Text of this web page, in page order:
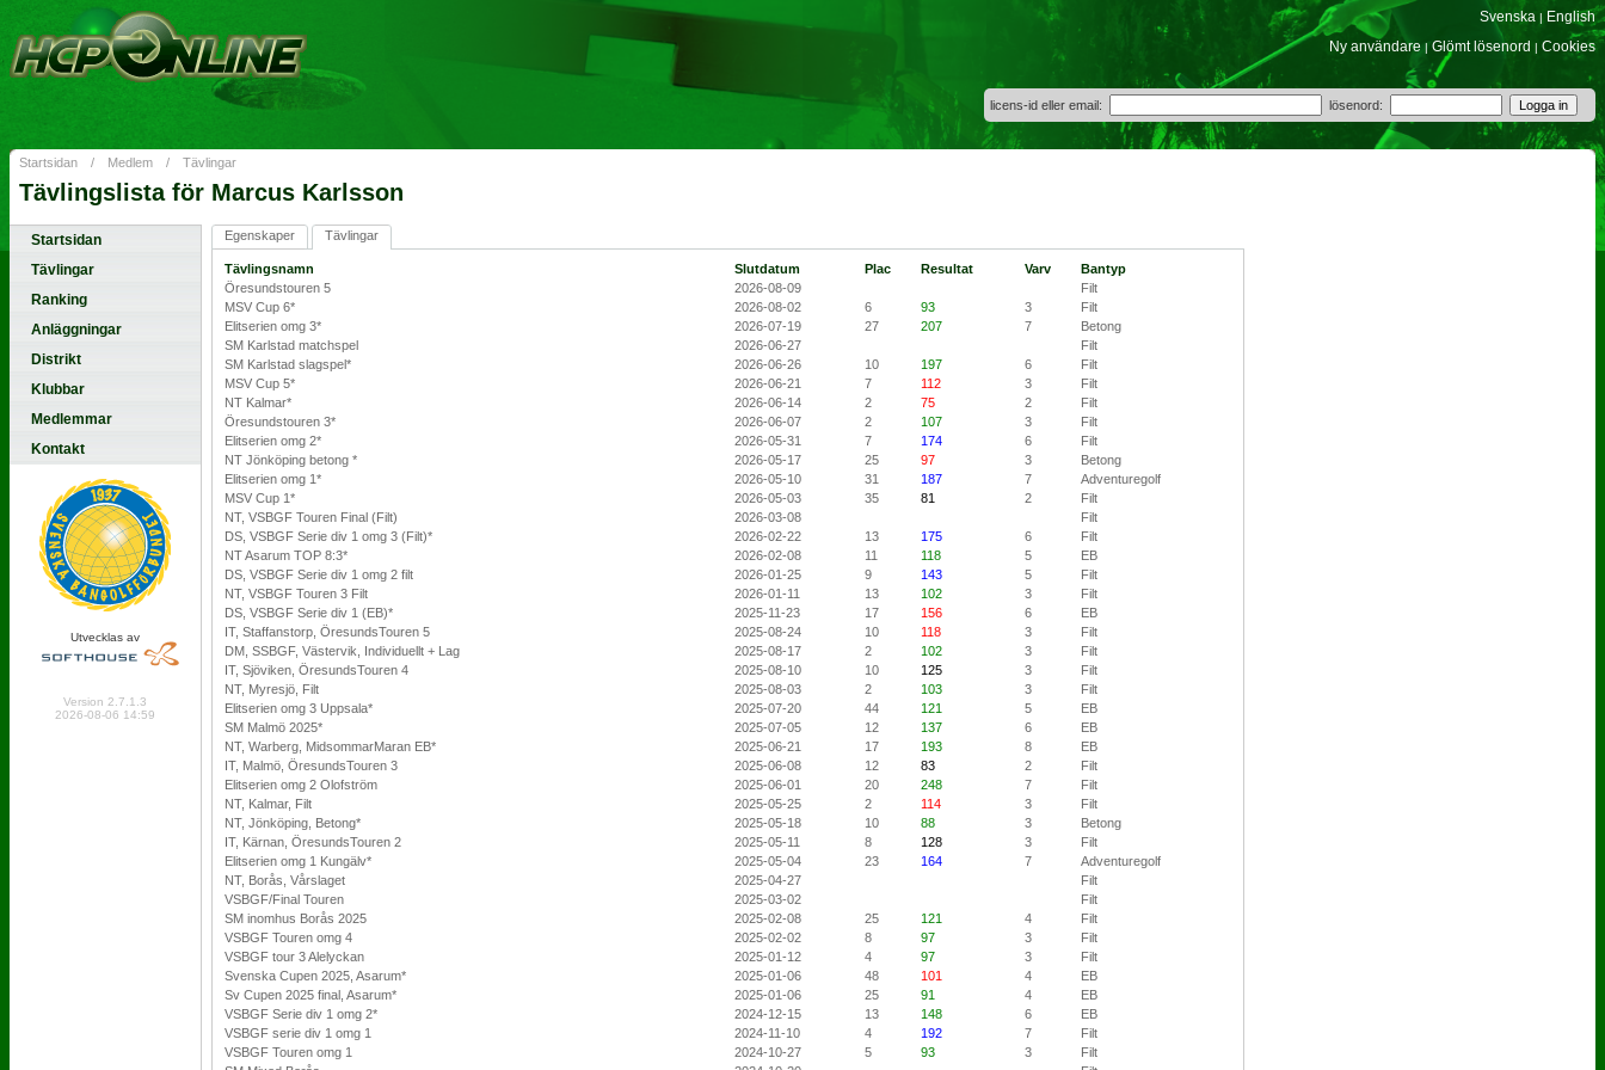
Svenska | English
Ny användare | Glömt lösenord | Cookies
licens-id eller email: lösenord:
Startsidan / Medlem / Tävlingar
Tävlingslista för Marcus Karlsson
Startsidan
Tävlingar
Ranking
Anläggningar
Distrikt
Klubbar
Medlemmar
Kontakt
Utvecklas av
Version 2.7.1.3
2026-08-06 14:59
Egenskaper Tävlingar
Tävlingsnamn Slutdatum Plac Resultat Varv
Bantyp
Öresundstouren 5
2026-08-09
Filt
MSV Cup 6*
2026-08-02 6 93 3
Filt
Elitserien omg 3*
2026-07-19 27 207 7
Betong
SM Karlstad matchspel
2026-06-27
Filt
SM Karlstad slagspel*
2026-06-26 10 197 6
Filt
MSV Cup 5*
2026-06-21 7 112 3
Filt
NT Kalmar*
2026-06-14 2 75 2
Filt
Öresundstouren 3*
2026-06-07 2 107 3
Filt
Elitserien omg 2*
2026-05-31 7 174 6
Filt
NT Jönköping betong *
2026-05-17 25 97 3
Betong
Elitserien omg 1*
2026-05-10 31 187 7
Adventuregolf
MSV Cup 1*
2026-05-03 35 81 2
Filt
NT, VSBGF Touren Final (Filt)
2026-03-08
Filt
DS, VSBGF Serie div 1 omg 3 (Filt)*
2026-02-22 13 175 6
Filt
NT Asarum TOP 8:3*
2026-02-08 11 118 5
EB
DS, VSBGF Serie div 1 omg 2 filt
2026-01-25 9 143 5
Filt
NT, VSBGF Touren 3 Filt
2026-01-11 13 102 3
Filt
DS, VSBGF Serie div 1 (EB)*
2025-11-23 17 156 6
EB
IT, Staffanstorp, ÖresundsTouren 5
2025-08-24 10 118 3
Filt
DM, SSBGF, Västervik, Individuellt + Lag
2025-08-17 2 102 3
Filt
IT, Sjöviken, ÖresundsTouren 4
2025-08-10 10 125 3
Filt
NT, Myresjö, Filt
2025-08-03 2 103 3
Filt
Elitserien omg 3 Uppsala*
2025-07-20 44 121 5
EB
SM Malmö 2025*
2025-07-05 12 137 6
EB
NT, Warberg, MidsommarMaran EB*
2025-06-21 17 193 8
EB
IT, Malmö, ÖresundsTouren 3
2025-06-08 12 83 2
Filt
Elitserien omg 2 Olofström
2025-06-01 20 248 7
Filt
NT, Kalmar, Filt
2025-05-25 2 114 3
Filt
NT, Jönköping, Betong*
2025-05-18 10 88 3
Betong
IT, Kärnan, ÖresundsTouren 2
2025-05-11 8 128 3
Filt
Elitserien omg 1 Kungälv*
2025-05-04 23 164 7
Adventuregolf
NT, Borås, Vårslaget
2025-04-27
Filt
VSBGF/Final Touren
2025-03-02
Filt
SM inomhus Borås 2025
2025-02-08 25 121 4
Filt
VSBGF Touren omg 4
2025-02-02 8 97 3
Filt
VSBGF tour 3 Alelyckan
2025-01-12 4 97 3
Filt
Svenska Cupen 2025, Asarum*
2025-01-06 48 101 4
EB
Sv Cupen 2025 final, Asarum*
2025-01-06 25 91 4
EB
VSBGF Serie div 1 omg 2*
2024-12-15 13 148 6
EB
VSBGF serie div 1 omg 1
2024-11-10 4 192 7
Filt
VSBGF Touren omg 1
2024-10-27 5 93 3
Filt